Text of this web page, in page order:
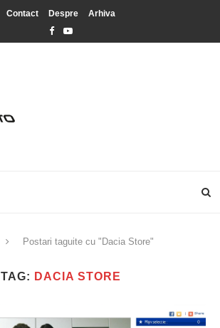
Contact Despre Arhiva
Postari taguite cu "Dacia Store"
TAG: DACIA STORE